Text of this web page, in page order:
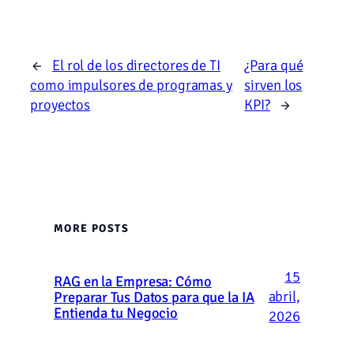
←
El rol de los directores de TI
como impulsores de programas y
proyectos
¿Para qué
sirven los
KPI? →
MORE POSTS
RAG en la Empresa: Cómo
Preparar Tus Datos para que la IA
Entienda tu Negocio
15
abril,
2026